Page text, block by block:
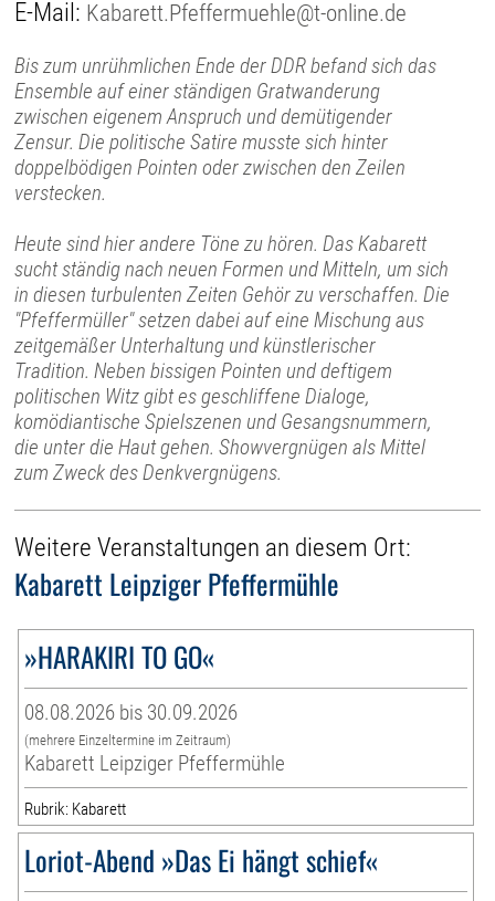
E-Mail: Kabarett.Pfeffermuehle@t-online.de
Bis zum unrühmlichen Ende der DDR befand sich das
Ensemble auf einer ständigen Gratwanderung
zwischen eigenem Anspruch und demütigender
Zensur. Die politische Satire musste sich hinter
doppelbödigen Pointen oder zwischen den Zeilen
verstecken.
Heute sind hier andere Töne zu hören. Das Kabarett
sucht ständig nach neuen Formen und Mitteln, um sich
in diesen turbulenten Zeiten Gehör zu verschaffen. Die
"Pfeffermüller" setzen dabei auf eine Mischung aus
zeitgemäßer Unterhaltung und künstlerischer
Tradition. Neben bissigen Pointen und deftigem
politischen Witz gibt es geschliffene Dialoge,
komödiantische Spielszenen und Gesangsnummern,
die unter die Haut gehen. Showvergnügen als Mittel
zum Zweck des Denkvergnügens.
Weitere Veranstaltungen an diesem Ort:
Kabarett Leipziger Pfeffermühle
»HARAKIRI TO GO«
08.08.2026 bis 30.09.2026
(mehrere Einzeltermine im Zeitraum)
Kabarett Leipziger Pfeffermühle
Rubrik: Kabarett
Loriot-Abend »Das Ei hängt schief«